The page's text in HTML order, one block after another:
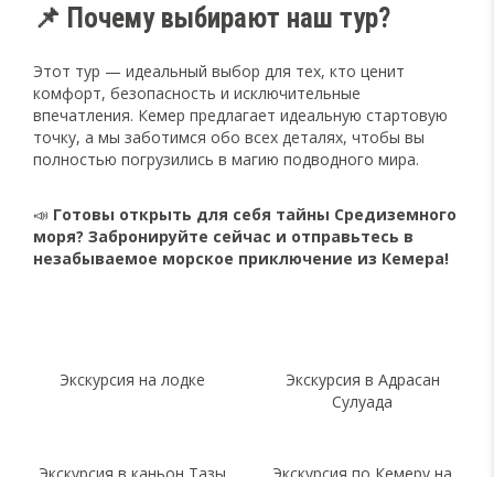
📌 Почему выбирают наш тур?
Этот тур — идеальный выбор для тех, кто ценит
комфорт, безопасность и исключительные
впечатления. Кемер предлагает идеальную стартовую
точку, а мы заботимся обо всех деталях, чтобы вы
полностью погрузились в магию подводного мира.
📣 Готовы открыть для себя тайны Средиземного
моря? Забронируйте сейчас и отправьтесь в
незабываемое морское приключение из Кемера!
Экскурсия на лодке
Экскурсия в Адрасан
Сулуада
Экскурсия в каньон Тазы
Экскурсия по Кемеру на